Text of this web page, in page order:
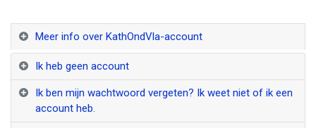
Meer info over KathOndVla-account
Ik heb geen account
Ik ben mijn wachtwoord vergeten? Ik weet niet of ik een
account heb.